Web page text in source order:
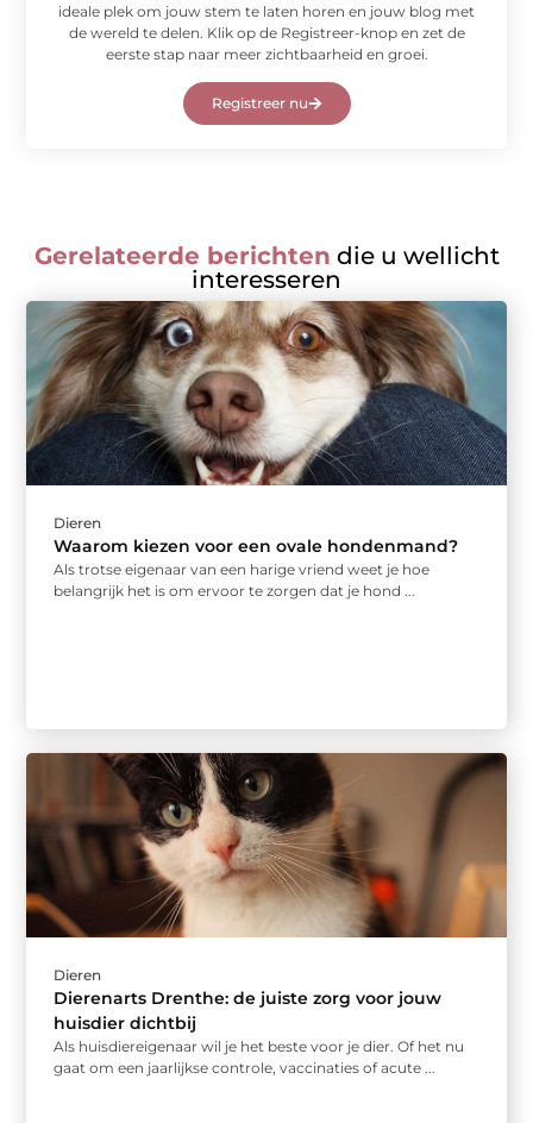
ideale plek om jouw stem te laten horen en jouw blog met
de wereld te delen. Klik op de Registreer-knop en zet de
eerste stap naar meer zichtbaarheid en groei.
Registreer nu
Gerelateerde berichten die u wellicht
interesseren
Dieren
Waarom kiezen voor een ovale hondenmand?
Als trotse eigenaar van een harige vriend weet je hoe
belangrijk het is om ervoor te zorgen dat je hond ...
Dieren
Dierenarts Drenthe: de juiste zorg voor jouw
huisdier dichtbij
Als huisdiereigenaar wil je het beste voor je dier. Of het nu
gaat om een jaarlijkse controle, vaccinaties of acute ...